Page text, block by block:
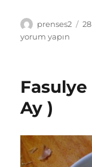
Yazar
prenses2
yorum yapın
Fasulye
Ay )